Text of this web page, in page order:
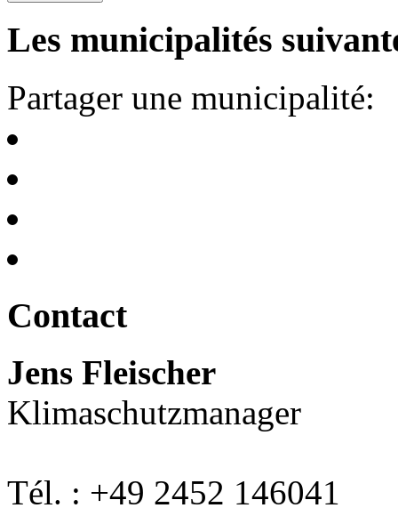
Les municipalités
Partager une municipalité:
Contact
Jens Fleischer
Klimaschutzmanager
Tél. : +49 2452 146041